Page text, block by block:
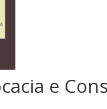
e